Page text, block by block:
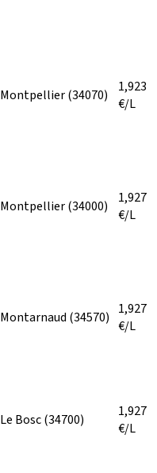
Montpellier(34070)
1,923
€/L
Montpellier(34000)
1,927
€/L
Montarnaud (34570) 1,927
€/L
Le Bosc(34700)
1,927
€/L